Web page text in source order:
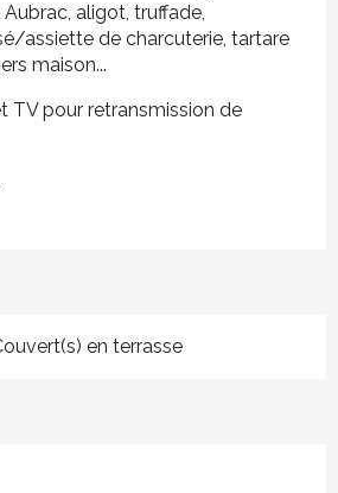
aligot, truffade,
assiette de charcuterie, tartare
maison...
TV pour retransmission de
en terrasse